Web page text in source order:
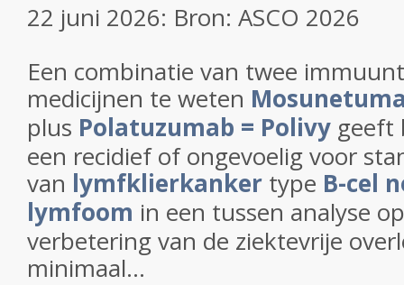
22 juni 2026: Bron: ASCO 2026
Een combinatie van twee
medicijnen te weten
plus Polatuzumab = Polivy geeft
een recidief of ongevoelig voor
van lymfklierkanker type B-cel
lymfoom in een tussen analyse
verbetering van de ziektevrije
minimaal...